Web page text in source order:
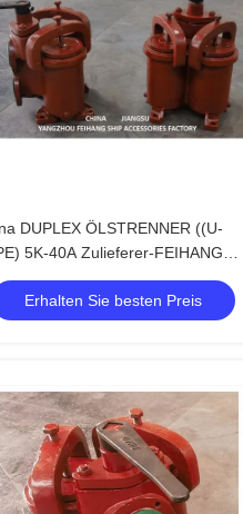
DUPLEX ÖLSTRENNER ((U-
5K-40A Zulieferer-FEIHANG
Erhalten Sie besten Preis